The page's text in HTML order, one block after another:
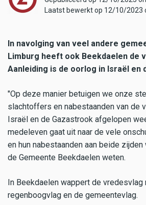
Laatst bewerkt op 12/10/2023
In navolging van veel andere
Limburg heeft ook Beekdaelen de
Aanleiding is de oorlog in Israël en
"Op deze manier betuigen we onze
slachtoffers en nabestaanden van de
Israël en de Gazastrook afgelopen
medeleven gaat uit naar de vele
en hun nabestaanden aan beide
de Gemeente Beekdaelen weten.
In Beekdaelen wappert de vredesvlag
regenboogvlag en de gemeentevlag.